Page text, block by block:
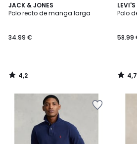
JACK & JONES
Polo recto de manga larga
34.99 €
4,2
/ 5
4,2
/
LEVI'S
Polo
58.99
4,7
/ 5
4,7
/